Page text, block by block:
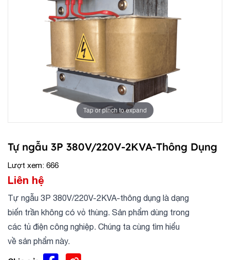
Tap or pinch to expand
Tự ngẫu 3P 380V/220V-2KVA-Thông Dụng
Lượt xem: 666
Liên hệ
Tự ngẫu 3P 380V/220V-2KVA-thông dụng là dạng
biến trần không có vỏ thùng. Sản phẩm dùng trong
các tủ điện công nghiệp. Chúng ta cùng tìm hiểu
về sản phẩm này.